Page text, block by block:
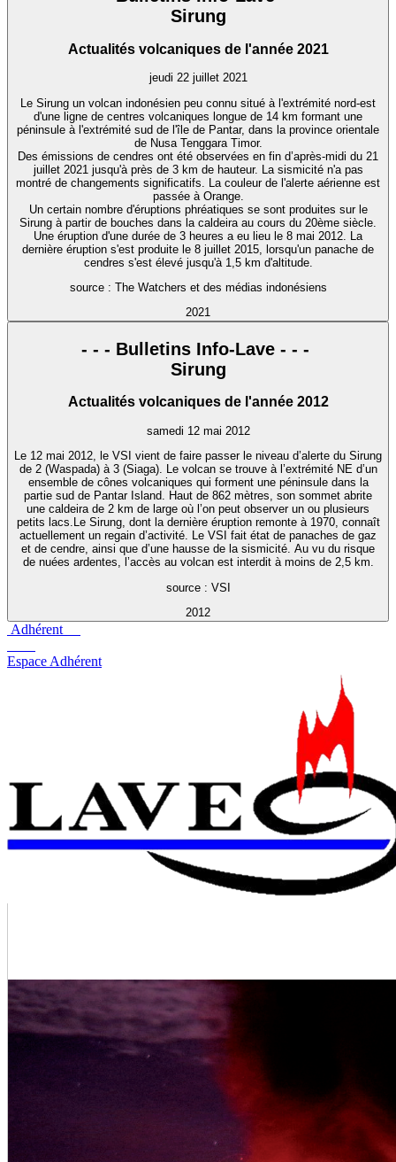
Sirung
Actualités volcaniques de l'année 2021
jeudi 22 juillet 2021
Le Sirung un volcan indonésien peu connu situé à l'extrémité nord-est
d'une ligne de centres volcaniques longue de 14 km formant une
péninsule à l'extrémité sud de l'île de Pantar, dans la province orientale
de Nusa Tenggara Timor.
Des émissions de cendres ont été observées en fin d’après-midi du 21
juillet 2021 jusqu'à près de 3 km de hauteur. La sismicité n'a pas
montré de changements significatifs. La couleur de l'alerte aérienne est
passée à Orange.
Un certain nombre d'éruptions phréatiques se sont produites sur le
Sirung à partir de bouches dans la caldeira au cours du 20ème siècle.
Une éruption d'une durée de 3 heures a eu lieu le 8 mai 2012. La
dernière éruption s'est produite le 8 juillet 2015, lorsqu'un panache de
cendres s'est élevé jusqu'à 1,5 km d'altitude.
source : The Watchers et des médias indonésiens
2021
- - - Bulletins Info-Lave - - -
Sirung
Actualités volcaniques de l'année 2012
samedi 12 mai 2012
Le 12 mai 2012, le VSI vient de faire passer le niveau d’alerte du Sirung
de 2 (Waspada) à 3 (Siaga). Le volcan se trouve à l’extrémité NE d’un
ensemble de cônes volcaniques qui forment une péninsule dans la
partie sud de Pantar Island. Haut de 862 mètres, son sommet abrite
une caldeira de 2 km de large où l’on peut observer un ou plusieurs
petits lacs.Le Sirung, dont la dernière éruption remonte à 1970, connaît
actuellement un regain d’activité. Le VSI fait état de panaches de gaz
et de cendre, ainsi que d’une hausse de la sismicité. Au vu du risque
de nuées ardentes, l’accès au volcan est interdit à moins de 2,5 km.
source : VSI
2012
Adhérent
Espace Adhérent